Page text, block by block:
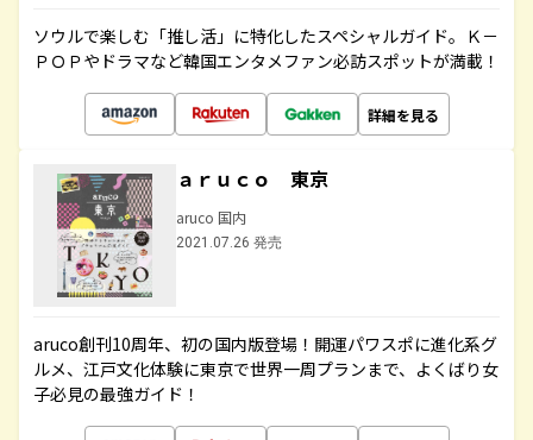
ソウルで楽しむ「推し活」に特化したスペシャルガイド。Ｋ－
ＰＯＰやドラマなど韓国エンタメファン必訪スポットが満載！
詳細を見る
ａｒｕｃｏ 東京
aruco 国内
2021.07.26 発売
aruco創刊10周年、初の国内版登場！開運パワスポに進化系グ
ルメ、江戸文化体験に東京で世界一周プランまで、よくばり女
子必見の最強ガイド！